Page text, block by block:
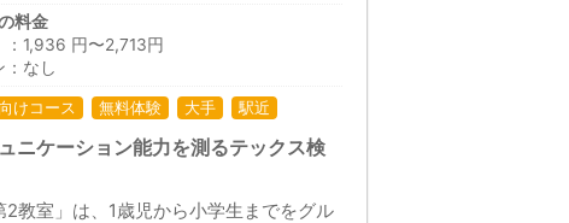
料金
1,936 円〜2,713円
：なし
けコース 無料体験 大手 駅近
ニケーション能力を測るテックス検
教室」は、1歳児から小学生までをグル